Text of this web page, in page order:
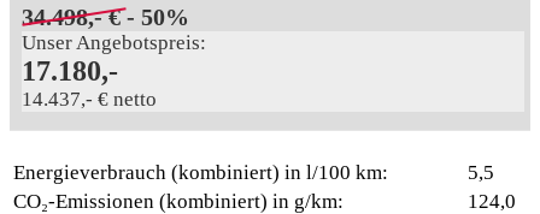
34.498,- € - 50%
Unser Angebotspreis:
17.180,-
14.437,- € netto
Energieverbrauch (kombiniert) in l/100 km:
5,5
CO₂-Emissionen (kombiniert) in g/km:
124,0